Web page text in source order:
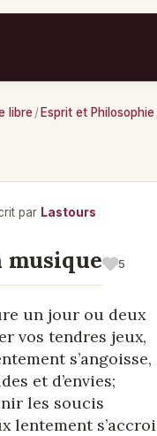
libre/ Esprit et Philosophie
par Lastours
musique 5
un jour ou deux
vos tendres jeux,
s’angoisse,
et d’envies;
les soucis
lentement